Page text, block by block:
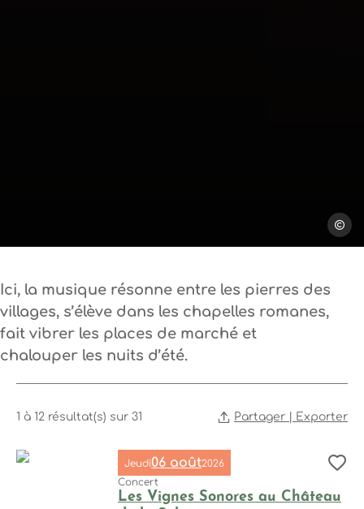
Steph
Ici, la musique résonne entre les pierres des
villages, s’élève dans les chapelles romanes,
fait vibrer les places de marché et
chalouper les nuits d’été.
1 à 12 résultat(s) sur 31 Partager | Exporter
Jeudi06 août2026
Concert
Les Vignes Sonores au Château